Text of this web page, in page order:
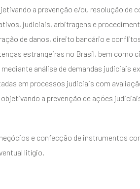
a prevenção e/ou resolução de
judiciais, arbitragens e
de danos, direito bancário e
estrangeiras no Brasil, bem
análise de demandas judiciais
em processos judiciais com
a prevenção de ações
e confecção de instrumentos
litígio.